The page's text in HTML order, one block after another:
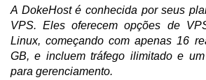
A DokeHost é conhecida por seus
VPS. Eles oferecem opções de
Linux, começando com apenas 16
GB, e incluem tráfego ilimitado e
para gerenciamento.